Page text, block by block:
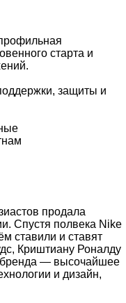
старта и
защиты и
продала
Спустя полвека Nike
ставили и ставят
Криштиану Роналду
бренда — высочайшее
и дизайн,